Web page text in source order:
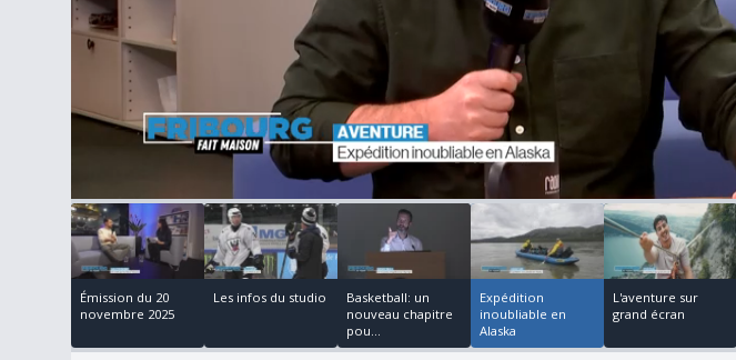
8
minutes,
45
seconds
of
26
minutes,
secondsVolume
Émission du 20
novembre 2025
Les infos du studio
Basketball: un
nouveau chapitre
pou...
Expédition
inoubliable en
Alaska
00:04:25
L'aventure sur
grand écran